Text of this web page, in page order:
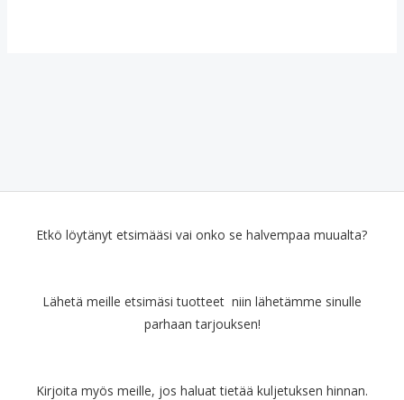
Etkö löytänyt etsimääsi vai onko se halvempaa muualta?
Lähetä meille etsimäsi tuotteet niin lähetämme sinulle
parhaan tarjouksen!
Kirjoita myös meille, jos haluat tietää kuljetuksen hinnan.